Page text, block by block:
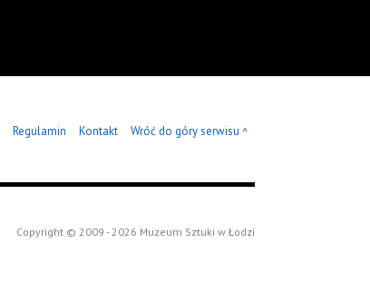
Regulamin Kontakt Wróć do góry serwisu ^
Copyright © 2009 - 2026 Muzeum Sztuki w Łodzi